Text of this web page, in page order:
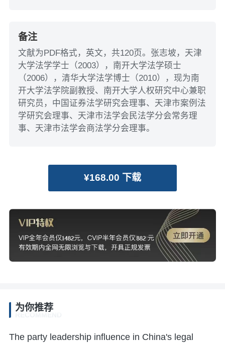
备注
文献为PDF格式，英文，共120页。张志坡，天津
大学法学学士（2003），南开大学法学硕士
（2006），清华大学法学博士（2010），现为南
开大学法学院副教授、南开大学人权研究中心兼职
研究员，中国证券法学研究会理事、天津市案例法
学研究会理事、天津市法学会民法学分会常务理
事、天津市法学会商法学分会理事。
¥168.00 下载
为你推荐
The party leadership influence in China's legal